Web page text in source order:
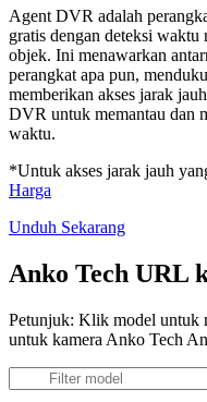
Agent DVR adalah
gratis dengan deteksi waktu
objek. Ini menawarkan
perangkat apa pun,
memberikan akses jarak
DVR untuk memantau dan
waktu.
*Untuk akses jarak jauh
Harga
Unduh Sekarang
Anko Tech URL
Petunjuk: Klik model untuk
untuk kamera Anko Tech